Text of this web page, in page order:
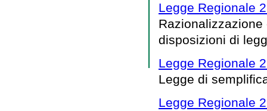
Legge Regionale
disposizioni di
Legge Regionale
Legge di
Legge Regionale